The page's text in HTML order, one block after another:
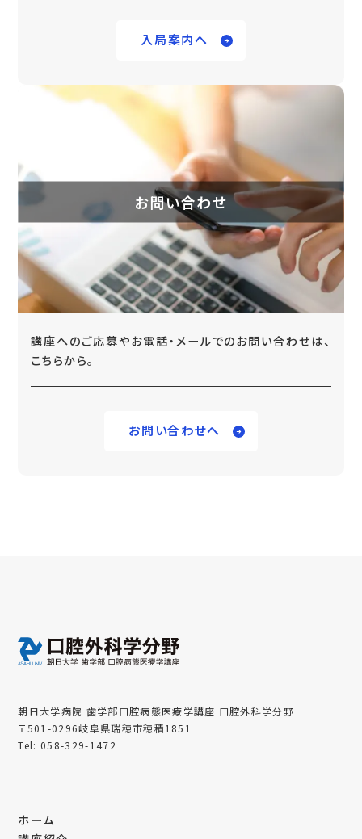
入局案内へ
お問い合わせ
講座へのご応募やお電話・メールでのお問い合わせは、
こちらから。
お問い合わせへ
朝日大学病院 歯学部口腔病態医療学講座 口腔外科学分野
〒501-0296岐阜県瑞穂市穂積1851
Tel: 058-329-1472
ホーム